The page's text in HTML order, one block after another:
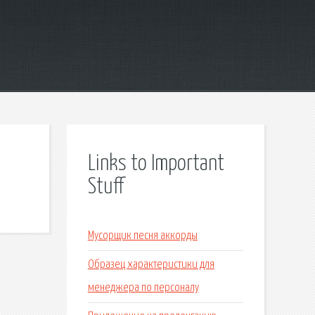
Links to Important
Stuff
Мусорщик песня аккорды
Образец характеристики для
менеджера по персоналу